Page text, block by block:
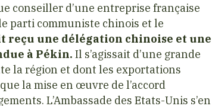
conseiller d’une entreprise française
parti communiste chinois et le
reçu une délégation chinoise et une
à Pékin. Il s’agissait d’une grande
la région et dont les exportations
la mise en œuvre de l’accord
L’Ambassade des Etats-Unis s’en